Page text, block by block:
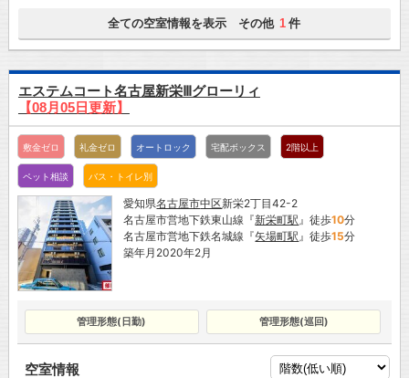
全ての空室情報を表示 その他 1 件
エステムコート名古屋新栄Ⅲグローリィ
【08月05日更新】
敷金ゼロ 礼金ゼロ オートロック 宅配ボックス 2階以上
ペット相談 バス・トイレ別
愛知県名古屋市中区新栄2丁目42-2
名古屋市営地下鉄東山線『新栄町駅 』徒歩10分
名古屋市営地下鉄名城線『矢場町駅 』徒歩15分
築年月2020年2月
管理形態(日勤) 管理形態(巡回)
空室情報